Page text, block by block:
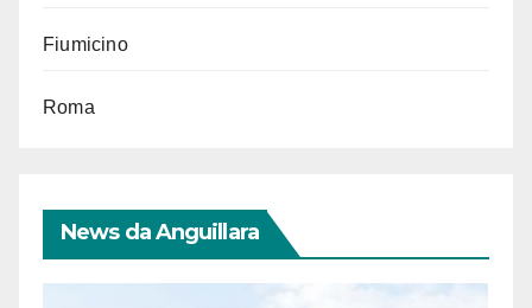
Fiumicino
Roma
News da Anguillara